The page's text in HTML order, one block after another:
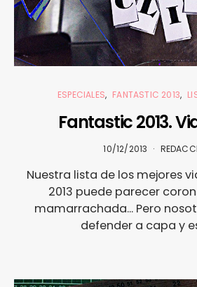
ESPECIALES FANTASTIC 2013
Fantastic 2013.
10/12/2013
Nuestra lista de los mejores
2013 puede parecer
mamarrachada... Pero
defender a capa y